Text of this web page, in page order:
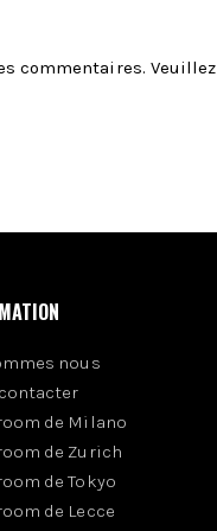
commentaires. Veuillez
nous
de Milano
de Zurich
de Tokyo
de Lecce